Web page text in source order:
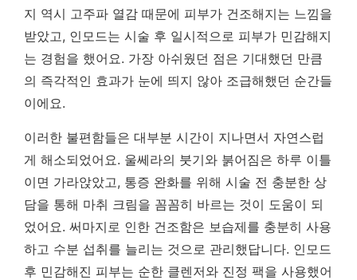
지 역시 고주파 열감 때문에 피부가 건조해지는 느낌을
받았고, 인모드는 시술 후 일시적으로 피부가 민감해지
는 경험을 했어요. 가장 아쉬웠던 점은 기대했던 만큼
의 즉각적인 효과가 눈에 띄지 않아 조급해했던 순간들
이에요.
이러한 불편함들은 대부분 시간이 지나면서 자연스럽
게 해소되었어요. 울쎄라의 붓기와 붉어짐은 하루 이틀
이면 가라앉았고, 통증 완화를 위해 시술 전 충분한 상
담을 통해 마취 크림을 꼼꼼히 바르는 것이 도움이 되
었어요. 써마지로 인한 건조함은 보습제를 충분히 사용
하고 수분 섭취를 늘리는 것으로 관리했답니다. 인모드
후 민감해진 피부는 순한 클렌저와 진정 팩을 사용했어